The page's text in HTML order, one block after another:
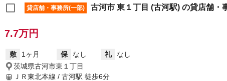
貸店舗・事務所(一部) 古河市 東１丁目 (古河駅) の貸店舗・
7.7万円
敷 1ヶ月 保 なし 礼
なし
茨城県古河市東１丁目
ＪＲ東北本線 / 古河駅 徒歩6分